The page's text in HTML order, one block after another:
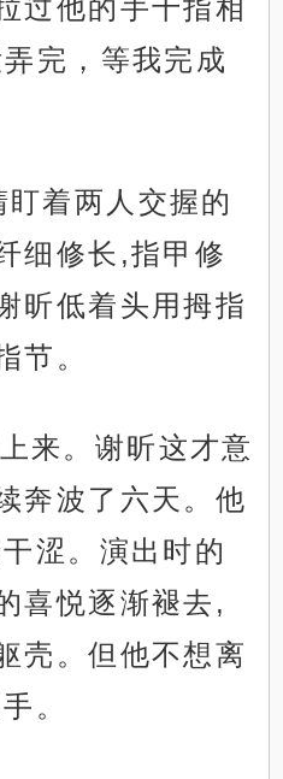
过他的手十指相
完，等我完成
着两人交握的
细修长,指甲修
昕低着头用拇指
节。
来。谢昕这才意
奔波了六天。他
涩。演出时的
喜悦逐渐褪去,
壳。但他不想离
。